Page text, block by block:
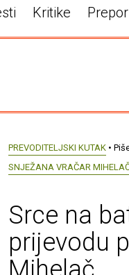
Kritike
PREVODITELJSKI KUTAK •
SNJEŽANA VRAČAR
Srce na
prijevodu
Mihelač